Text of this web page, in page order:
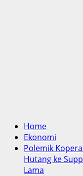
Home
Ekonomi
Polemik
Hutang ke
Lama